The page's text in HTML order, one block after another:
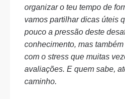
organizar o teu tempo de
vamos partilhar dicas úteis
pouco a pressão deste
conhecimento, mas
com o stress que muitas
avaliações. E quem sabe,
caminho.